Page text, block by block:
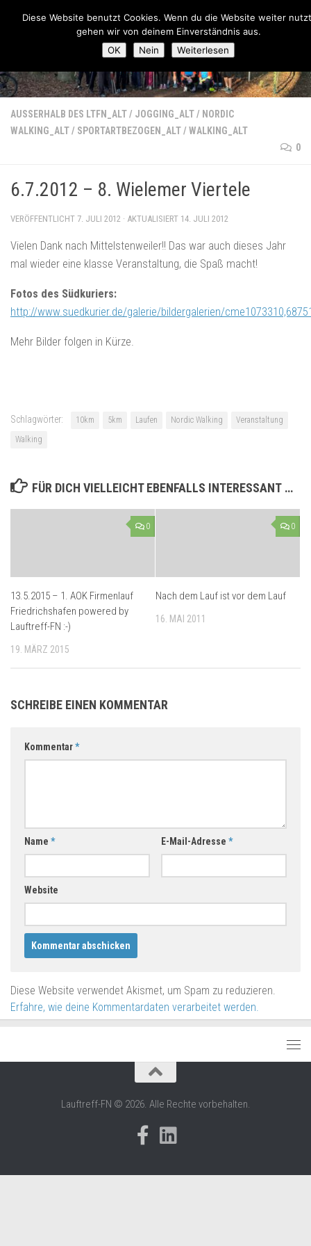
Zum Inhalt springen
Lauftreff-FN
AUSSERHALB DES LTFN_ALT / JOGGING_ALT/ NORDIC
WALKING_ALT/ SPORTARTBEZOGEN_ALT/ WALKING_ALT
0
6.7.2012 – 8. Wielemer Viertele
VERÖFFENTLICHT 7. JULI 2012 · AKTUALISIERT 14. JULI 2012
Vielen Dank nach Mittelstenweiler!! Das war auch dieses Jahr
mal wieder eine klasse Veranstaltung, die Spaß macht!
Fotos des Südkuriers:
http://www.suedkurier.de/galerie/bildergalerien/
Mehr Bilder folgen in Kürze.
Schlagwörter: 10km 5km Laufen Nordic Walking
Veranstaltung
Walking
FÜR DICH VIELLEICHT EBENFALLS INTERESSANT …
0
13.5.2015 – 1. AOK Firmenlauf
Friedrichshafen powered by
Lauftreff-FN :-)
19. MÄRZ 2015
0
Nach dem Lauf ist vor dem Lauf
16. MAI 2011
SCHREIBE EINEN KOMMENTAR
Kommentar*
Name * E-Mail-Adresse *
Website
Diese Website verwendet Akismet, um Spam zu reduzieren.
Erfahre, wie deine Kommentardaten verarbeitet werden.
Lauftreff-FN © 2026. Alle Rechte vorbehalten.
Diese Website benutzt Cookies. Wenn du die Website weiter
gehen wir von deinem Einverständnis aus.
OK
Nein Weiterlesen